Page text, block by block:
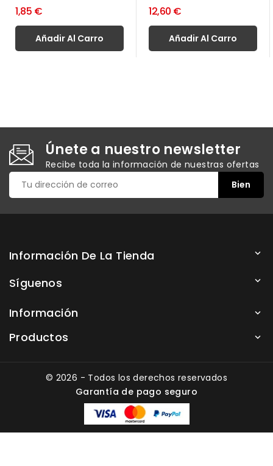
1,85 €
Añadir Al Carro
12,60 €
Añadir Al Carro
Únete a nuestro newsletter
Recibe toda la información de nuestras ofertas
Información De La Tienda 
Síguenos 
Información 
Productos 
© 2026 - Todos los derechos reservados
Garantía de pago seguro